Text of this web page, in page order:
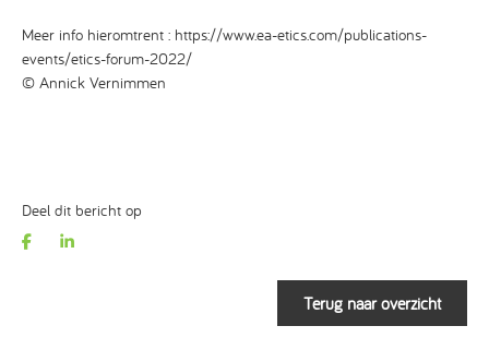
Meer info hieromtrent : https://www.ea-etics.com/publications-
events/etics-forum-2022/
© Annick Vernimmen
Deel dit bericht op
Terug naar overzicht